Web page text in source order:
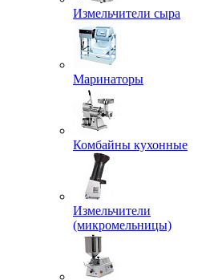
Измельчители сыра
Маринаторы
Комбайны кухонные
Измельчители
(микромельницы)